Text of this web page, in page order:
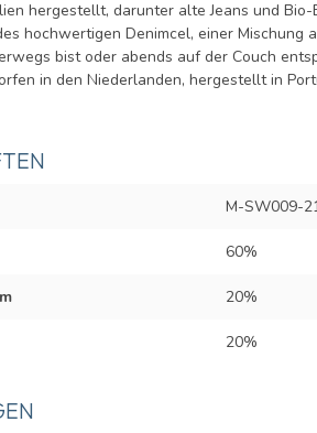
hergestellt, darunter alte Jeans und
hochwertigen Denimcel, einer Mischung
bist oder abends auf der Couch
in den Niederlanden, hergestellt in
M-SW009-
60%
20%
20%